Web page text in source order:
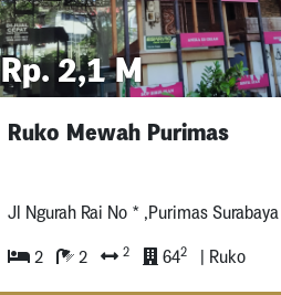
Rp. 2,1 M
Ruko Mewah Purimas
Jl Ngurah Rai No * ,Purimas Surabaya
2 2 2 642 | Ruko